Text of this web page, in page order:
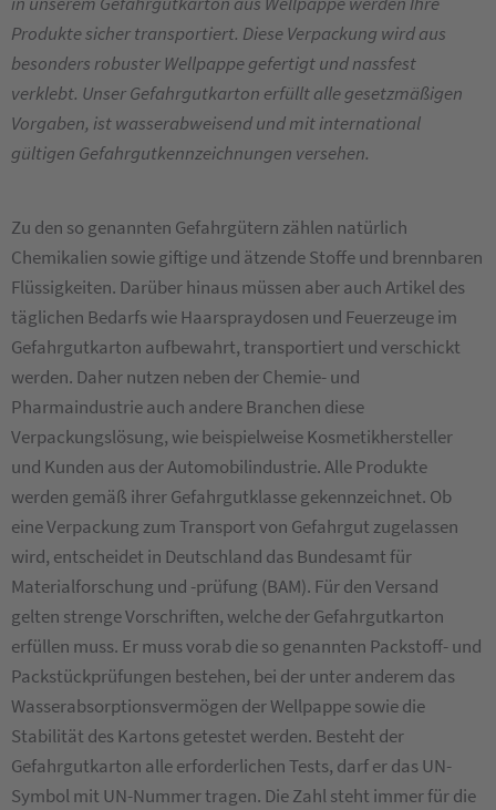
Produkte sicher transportiert. Diese Verpackung wird aus
besonders robuster Wellpappe gefertigt und nassfest
verklebt. Unser Gefahrgutkarton erfüllt alle gesetzmäßigen
Vorgaben, ist wasserabweisend und mit international
gültigen Gefahrgutkennzeichnungen versehen.
Zu den so genannten Gefahrgütern zählen natürlich
Chemikalien sowie giftige und ätzende Stoffe und brennbaren
Flüssigkeiten. Darüber hinaus müssen aber auch Artikel des
täglichen Bedarfs wie Haarspraydosen und Feuerzeuge im
Gefahrgutkarton aufbewahrt, transportiert und verschickt
werden. Daher nutzen neben der Chemie- und
Pharmaindustrie auch andere Branchen diese
Verpackungslösung, wie beispielweise Kosmetikhersteller
und Kunden aus der Automobilindustrie. Alle Produkte
werden gemäß ihrer Gefahrgutklasse gekennzeichnet. Ob
eine Verpackung zum Transport von Gefahrgut zugelassen
wird, entscheidet in Deutschland das Bundesamt für
Materialforschung und -prüfung (BAM). Für den Versand
gelten strenge Vorschriften, welche der Gefahrgutkarton
erfüllen muss. Er muss vorab die so genannten Packstoff- und
Packstückprüfungen bestehen, bei der unter anderem das
Wasserabsorptionsvermögen der Wellpappe sowie die
Stabilität des Kartons getestet werden. Besteht der
Gefahrgutkarton alle erforderlichen Tests, darf er das UN-
Symbol mit UN-Nummer tragen. Die Zahl steht immer für die